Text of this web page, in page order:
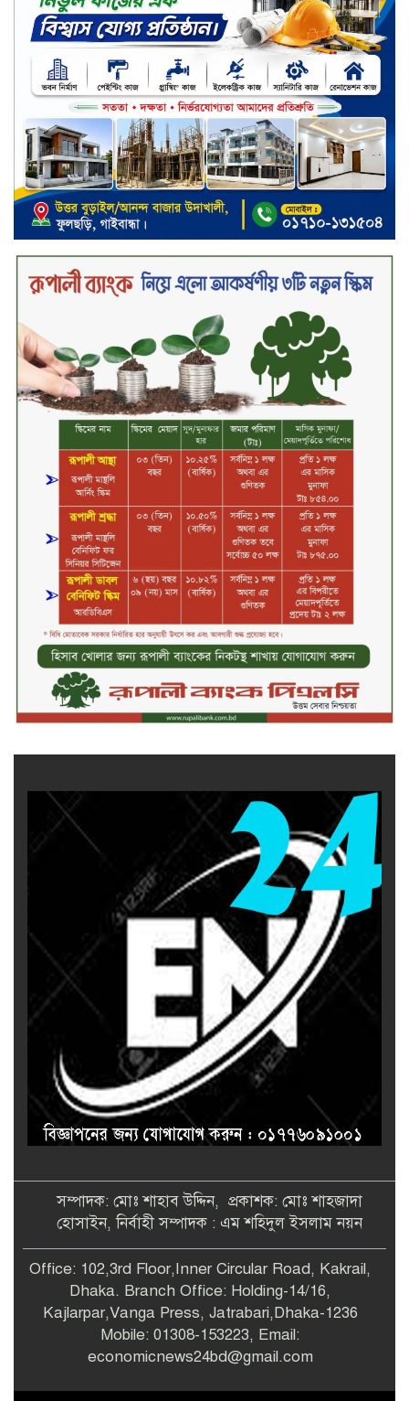
কাফরুলে মুক্তিযোদ্ধা কল্যাণ সমিতিতে
ইশতিয়াক আজিজ উলফাতের কোটি
টাকার দুর্নীতি, ফ্ল্যাট দখলের অপচেষ্টা ও
সন্ত্রাসী হামলা
ব্যাংকিং খাত স্থিতিশীল করতে ১৮ মাসের
পরিকল্পনা কেন্দ্রীয় ব্যাংকের
কারখানার উৎপাদন কার্যক্রম সম্পূর্ণ বন্ধ,
জানাল এস আলম কোল্ড রোলড স্টিলস
দীর্ঘস্থায়ী ৭,৫০০ এমএএইচ ব্যাটারি
এবং শক্তিশালী গরিলা গ্লাস ৭আই সুরক্ষা
নিয়ে শাওমি উন্মোচন করল নতুন রেডমি
২০২৫-২৬ অর্থবছরে এনবিআরের রাজস্ব
আদায় ৪.১৫ লাখ কোটি টাকা
সপ্তাহের তৃতীয় কার্যদিবসে লেনদেনের
শীর্ষে একমি পেস্টিসাইড
সপ্তাহের তৃতীয় কার্যদিবসে দরবৃদ্ধির
শীর্ষে সেন্ট্রাল ইন্সুরেন্স
সম্পাদক: মোঃ শাহাব উদ্দিন, প্রকাশক: মোঃ শাহজাদা
হোসাইন, নির্বাহী সম্পাদক : এম শহিদুল ইসলাম নয়ন
Office: 102,3rd Floor,Inner Circular Road, Kakrail,
Dhaka. Branch Office: Holding-14/16,
Kajlarpar,Vanga Press, Jatrabari,Dhaka-1236
Mobile: 01308-153223, Email:
economicnews24bd@gmail.com